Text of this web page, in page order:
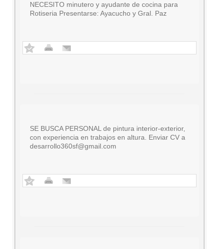
NECESITO minutero y ayudante de cocina para
Rotiseria Presentarse: Ayacucho y Gral. Paz
SE BUSCA PERSONAL de pintura interior-exterior,
con experiencia en trabajos en altura. Enviar CV a
desarrollo360sf@gmail.com